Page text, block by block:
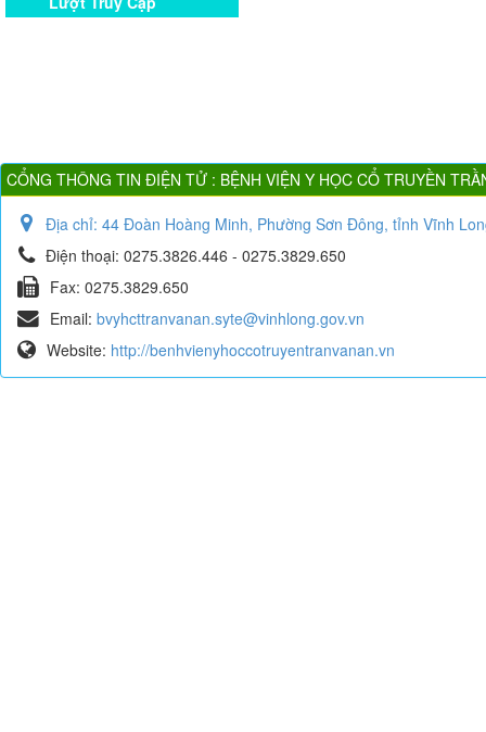
Online
CỔNG THÔNG TIN ĐIỆN TỬ : BỆNH VIỆN Y HỌC CỔ TRUYỀN
Địa chỉ: 44 Đoàn Hoàng Minh, Phường Sơn Đông, tỉnh Vĩnh
Điện thoại: 0275.3826.446 - 0275.3829.650
Fax: 0275.3829.650
Email: bvyhcttranvanan.syte@vinhlong.gov.vn
Website: http://benhvienyhoccotruyentranvanan.vn